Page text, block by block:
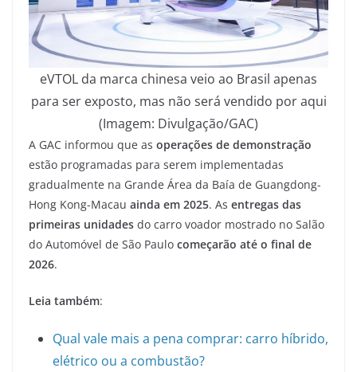
eVTOL da marca chinesa veio ao Brasil apenas
para ser exposto, mas não será vendido por aqui
(Imagem: Divulgação/GAC)
A GAC informou que as operações de demonstração
estão programadas para serem implementadas
gradualmente na Grande Área da Baía de Guangdong-
Hong Kong-Macau ainda em 2025. As entregas das
primeiras unidades do carro voador mostrado no Salão
do Automóvel de São Paulo começarão até o final de
2026.
Leia também:
Qual vale mais a pena comprar: carro híbrido,
elétrico ou a combustão?